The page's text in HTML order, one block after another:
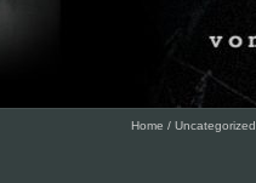
Home / Uncategorized